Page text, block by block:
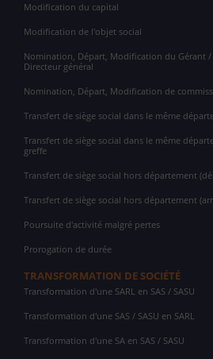
Modification du capital
Modification de l'objet social
Nomination, Départ, Modification du Gérant
Directeur général
Nomination, Départ, Modification de
Transfert de siège social dans le même
Transfert de siège social dans le même
greffe
Transfert de siège social hors département
Transfert de siège social hors département
Poursuite d'activité malgré pertes
Prorogation de durée
TRANSFORMATION DE SOCIÉTÉ
Transformation d'une SARL en SAS / SASU
Transformation d'une SAS / SASU en SARL
Transformation d'une SA en SAS / SASU